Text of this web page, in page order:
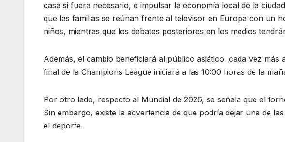
casa si fuera necesario, e impulsar la economía local de la
que las familias se reúnan frente al televisor en Europa con un
niños, mientras que los debates posteriores en los medios
Además, el cambio beneficiará al público asiático, cada vez
final de la Champions League iniciará a las 10:00 horas de la
Por otro lado, respecto al Mundial de 2026, se señala que el
Sin embargo, existe la advertencia de que podría dejar una de
el deporte.